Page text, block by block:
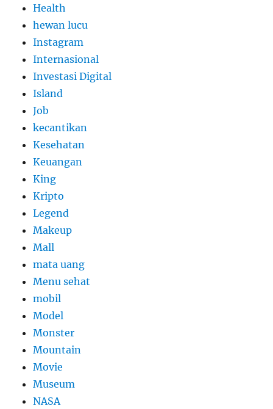
Health
hewan lucu
Instagram
Internasional
Investasi Digital
Island
Job
kecantikan
Kesehatan
Keuangan
King
Kripto
Legend
Makeup
Mall
mata uang
Menu sehat
mobil
Model
Monster
Mountain
Movie
Museum
NASA